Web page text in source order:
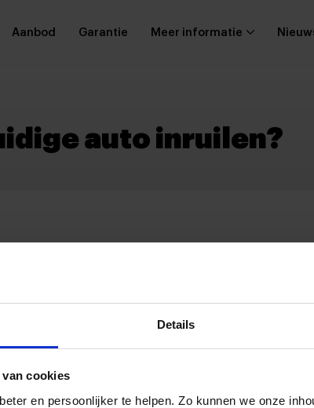
Details
cookies
en persoonlijker te helpen. Zo kunnen we onze
Aanbod Garantie Meer informatie
auto inruilen?
u bij ons langskomt
Bezoek onze showroom